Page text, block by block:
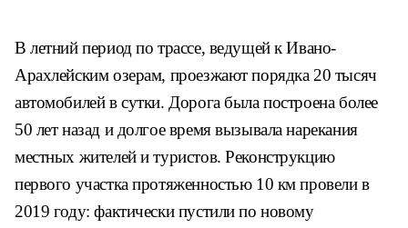
В летний период по трассе, ведущей к Ивано-
Арахлейским озерам, проезжают порядка 20 тысяч
автомобилей в сутки. Дорога была построена более
50 лет назад и долгое время вызывала нарекания
местных жителей и туристов. Реконструкцию
первого участка протяженностью 10 км провели в
2019 году: фактически пустили по новому